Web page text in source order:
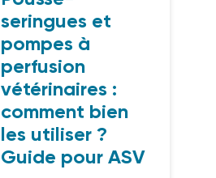
seringues et
pompes à
perfusion
vétérinaires :
comment bien
les utiliser ?
Guide pour ASV